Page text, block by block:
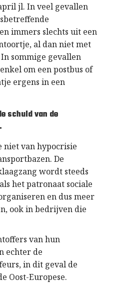
jl. In veel gevallen
immers slechts uit een
al dan niet met
sommige gevallen
om een postbus of
ergens in een
schuld van de
niet van hypocrisie
De
wordt steeds
het patronaat sociale
en dus meer
ook in bedrijven die
van hun
echter de
in dit geval de
Oost-Europese.